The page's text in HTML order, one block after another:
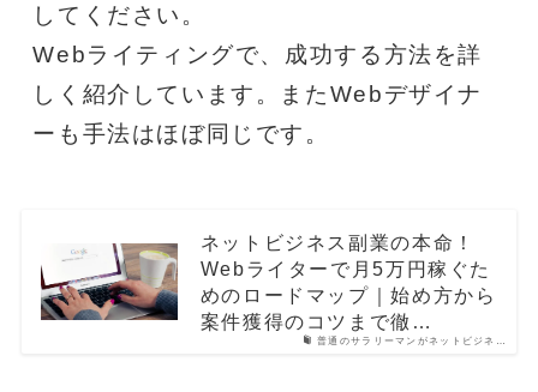
してください。
Webライティングで、成功する方法を詳
しく紹介しています。またWebデザイナ
ーも手法はほぼ同じです。
普通のサラリーマンがネットビジネ…
ネットビジネス副業の本命！
Webライターで月5万円稼ぐた
めのロードマップ｜始め方から
案件獲得のコツまで徹…